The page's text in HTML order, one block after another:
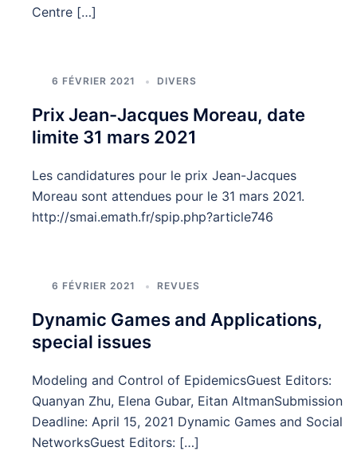
Centre […]
6 FÉVRIER 2021 DIVERS
Prix Jean-Jacques Moreau, date
limite 31 mars 2021
Les candidatures pour le prix Jean-Jacques
Moreau sont attendues pour le 31 mars 2021.
http://smai.emath.fr/spip.php?article746
6 FÉVRIER 2021 REVUES
Dynamic Games and Applications,
special issues
Modeling and Control of EpidemicsGuest Editors:
Quanyan Zhu, Elena Gubar, Eitan AltmanSubmission
Deadline: April 15, 2021 Dynamic Games and Social
NetworksGuest Editors: […]